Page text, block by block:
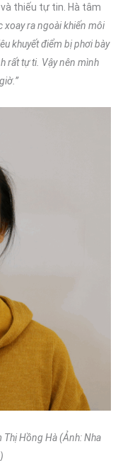
thiếu tự tin. Hà tâm
xoay ra ngoài khiến môi
khuyết điểm bị phơi bày
rất tự ti. Vậy nên mình
Hồng Hà (Ảnh: Nha